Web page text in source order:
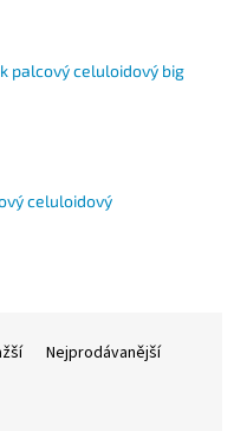
palcový celuloidový big
celuloidový
Nejprodávanější